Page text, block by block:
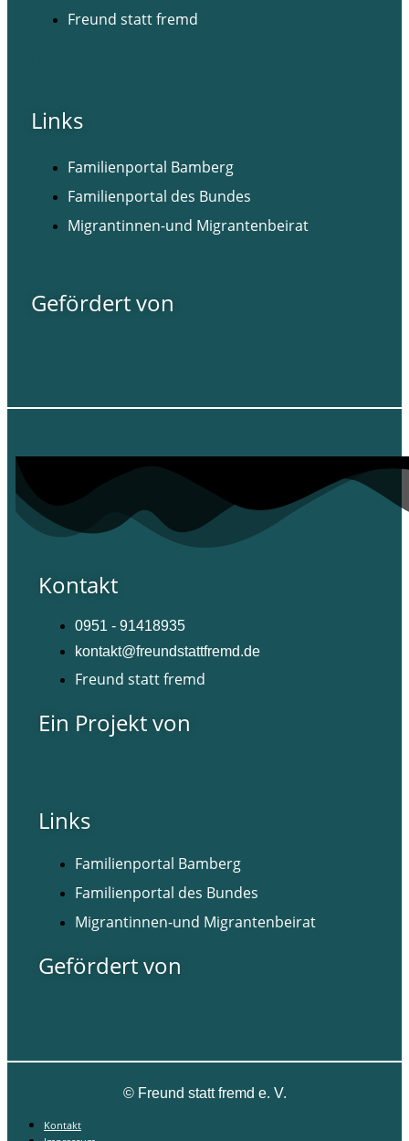
Freund statt fremd
Links
Familienportal Bamberg
Familienportal des Bundes
Migrantinnen-und Migrantenbeirat
Gefördert von
Kontakt
0951 - 91418935
kontakt@freundstattfremd.de
Freund statt fremd
Ein Projekt von
Links
Familienportal Bamberg
Familienportal des Bundes
Migrantinnen-und Migrantenbeirat
Gefördert von
©Freund statt fremd e. V.
Kontakt